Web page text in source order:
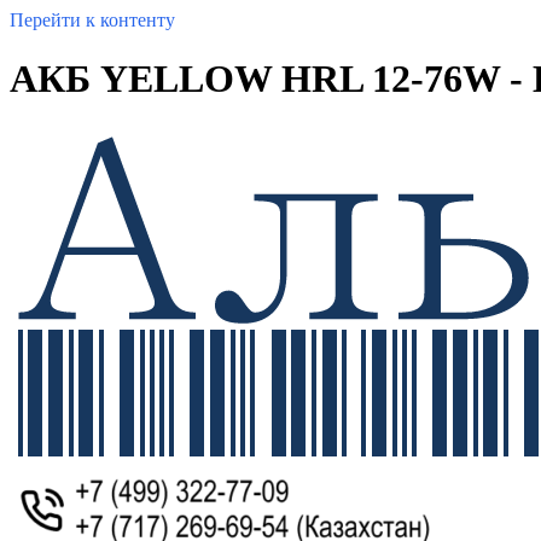
Перейти к контенту
АКБ YELLOW HRL 12-76W